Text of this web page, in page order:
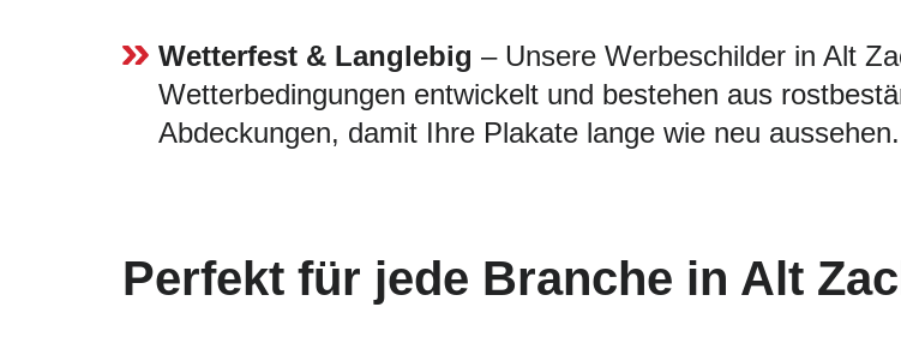
Wetterfest & Langlebig – Unsere Werbeschilder in Alt
Wetterbedingungen entwickelt und bestehen aus
Abdeckungen, damit Ihre Plakate lange wie neu aussehen.
Perfekt für jede Branche in Alt